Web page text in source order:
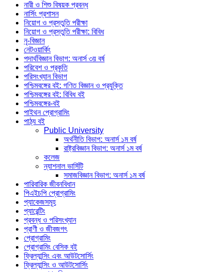
নারী ও শিশু বিষয়ক প্রবন্ধ
নার্সিং প্রশাসন
নিয়োগ ও প্রস্তুতি পরীক্ষা
নিয়োগ ও প্রস্তুতি পরীক্ষা: বিবিধ
নৃ-বিজ্ঞান
নেটওয়ার্কিং
পদার্থবিজ্ঞান বিভাগ: অনার্স ৩য় বর্ষ
পরিবেশ ও প্রকৃতি
পরিসংখ্যান বিভাগ
পশ্চিমবঙ্গের বই: গণিত বিজ্ঞান ও প্রযুক্তি
পশ্চিমবঙ্গের বই: বিবিধ বই
পশ্চিমবঙ্গের-বই
পাইথন প্রোগ্রামিং
পাঠ্য বই
Public University
অর্থনীতি বিভাগ: অনার্স ১ম বর্ষ
রাষ্ট্রবিজ্ঞান বিভাগ: অনার্স ১ম বর্ষ
কলেজ
ন্যাশনাল ভার্সিটি
সমাজবিজ্ঞান বিভাগ: অনার্স ১ম বর্ষ
পারিবারিক জীবনবিধান
পিএইচপি প্রোগ্রামিং
প্যাকেজসমূহ
প্যারেন্টিং
প্রবন্ধ ও পরিসংখ্যান
প্রাণী ও জীবজগৎ
প্রোগ্রামিং
প্রোগ্রামিং বেসিক বই
ফ্রিল্যান্সিং এবং আউটসোর্সিং
ফ্রিল্যান্সিং ও আউটসোর্সিং